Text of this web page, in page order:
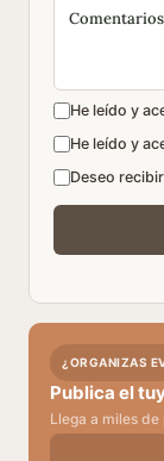
He leído y
He leído y
Deseo
¿ORGANIZAS
Publica el
Llega a miles